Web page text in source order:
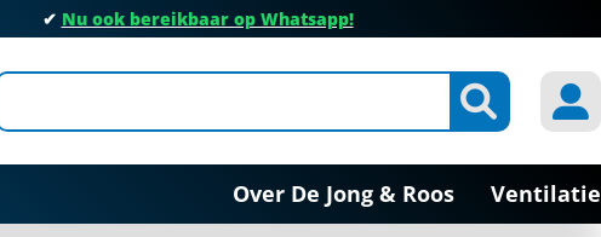
✔ Nu ook bereikbaar op Whatsapp!
Over De Jong & Roos Ventilatie